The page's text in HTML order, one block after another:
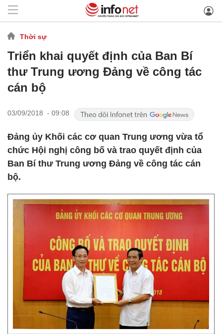
Thời sự
Triển khai quyết định của Ban Bí
thư Trung ương Đảng về công tác
cán bộ
03/09/2018 - 09:08
Đảng ủy Khối các cơ quan Trung ương vừa tổ
chức Hội nghị công bố và trao quyết định của
Ban Bí thư Trung ương Đảng về công tác cán
bộ.